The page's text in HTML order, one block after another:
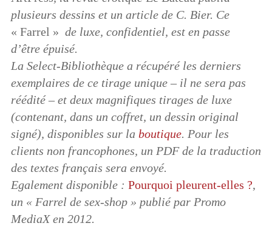
plusieurs dessins et un article de C. Bier. Ce
« Farrel » de luxe, confidentiel, est en passe
d’être épuisé.
La Select-Bibliothèque a récupéré les derniers
exemplaires de ce tirage unique – il ne sera pas
réédité – et deux magnifiques tirages de luxe
(contenant, dans un coffret, un dessin original
signé), disponibles sur la boutique. Pour les
clients non francophones, un PDF de la traduction
des textes français sera envoyé.
Egalement disponible : Pourquoi pleurent-elles ?,
un « Farrel de sex-shop » publié par Promo
MediaX en 2012.